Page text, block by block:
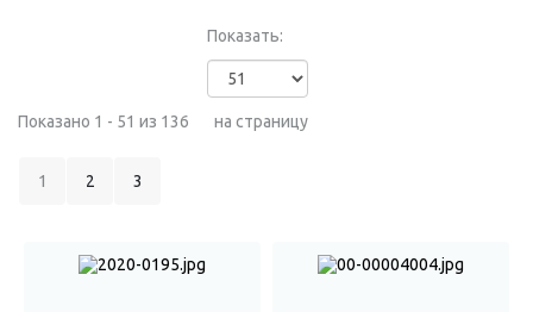
Показано 1 - 51 из 136
Показать:
на страницу
1 2 3